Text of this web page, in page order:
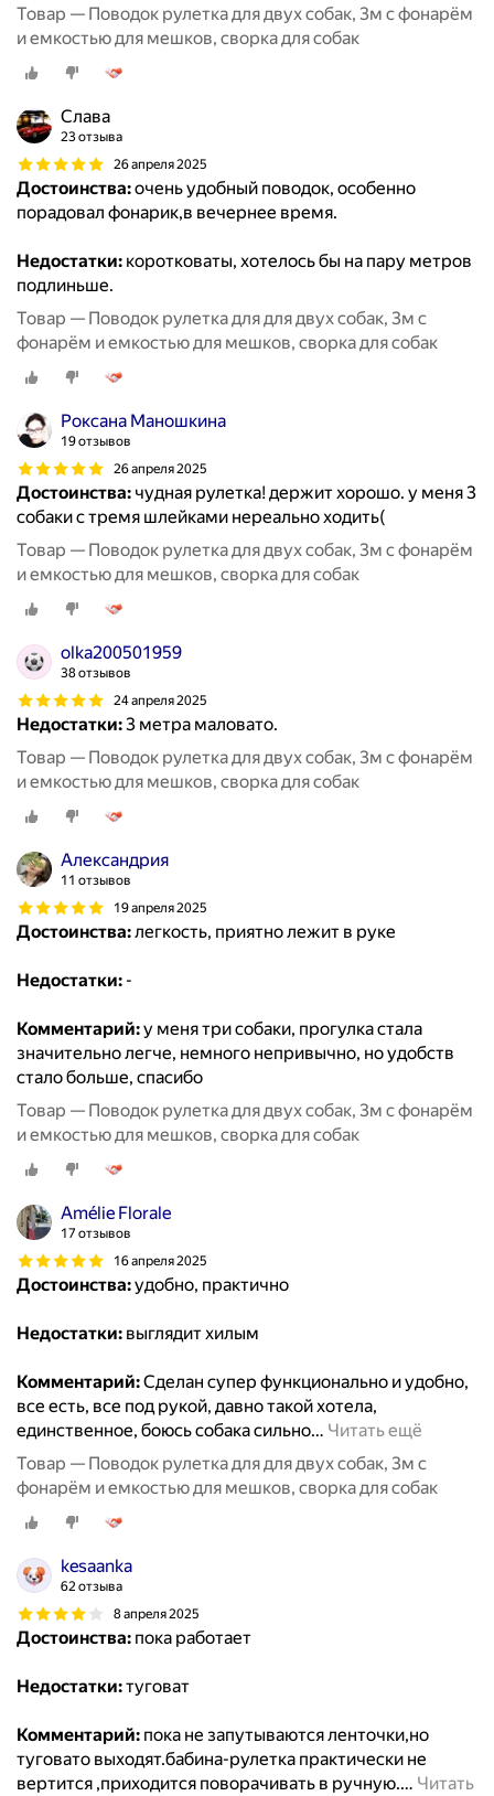
Товар — Поводок рулетка для двух собак, 3м с фонарём
и емкостью для мешков, сворка для собак
Слава
23 отзыва
26 апреля 2025
Достоинства:очень удобный поводок, особенно
порадовал фонарик,в вечернее время.
Недостатки: коротковаты, хотелось бы на пару метров
подлиньше.
Товар — Поводок рулетка для для двух собак, 3м с
фонарём и емкостью для мешков, сворка для собак
Роксана Маношкина
19 отзывов
26 апреля 2025
Достоинства: чудная рулетка! держит хорошо. у меня 3
собаки с тремя шлейками нереально ходить(
Товар — Поводок рулетка для двух собак, 3м с фонарём
и емкостью для мешков, сворка для собак
olka200501959
38 отзывов
24 апреля 2025
Недостатки:3 метра маловато.
Товар — Поводок рулетка для двух собак, 3м с фонарём
и емкостью для мешков, сворка для собак
Александрия
11 отзывов
19 апреля 2025
Достоинства:легкость, приятно лежит в руке
Недостатки: -
Комментарий:у меня три собаки, прогулка стала
значительно легче, немного непривычно, но удобств
стало больше, спасибо
Товар — Поводок рулетка для двух собак, 3м с фонарём
и емкостью для мешков, сворка для собак
Amélie Florale
17 отзывов
16 апреля 2025
Достоинства:удобно, практично
Недостатки: выглядит хилым
Комментарий:Сделан супер функционально и удобно,
все есть, все под рукой, давно такой хотела,
единственное, боюсь собака сильно… Читать ещё
Товар — Поводок рулетка для для двух собак, 3м с
фонарём и емкостью для мешков, сворка для собак
kesaanka
62 отзыва
8 апреля 2025
Достоинства: пока работает
Недостатки:туговат
Комментарий: пока не запутываются ленточки,но
туговато выходят.бабина-рулетка практически не
вертится ,приходится поворачивать в ручную.… Читать